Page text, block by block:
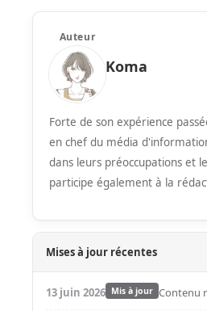
Auteur
Koma
Forte de son expérience
en chef du média
dans leurs préoccupations et
participe également à la
Mises à jour récentes
13 juin 2026 Mis à jour Contenu